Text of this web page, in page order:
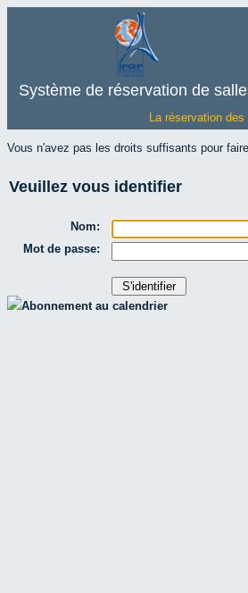
Système de réservation de
La réservation
Vous n'avez pas les droits suffisants pour
Veuillez vous identifier
Nom:
Mot de passe:
Abonnement au calendrier